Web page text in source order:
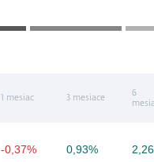
1 mesiac 3 mesiace
6
-0,37% 0,93%